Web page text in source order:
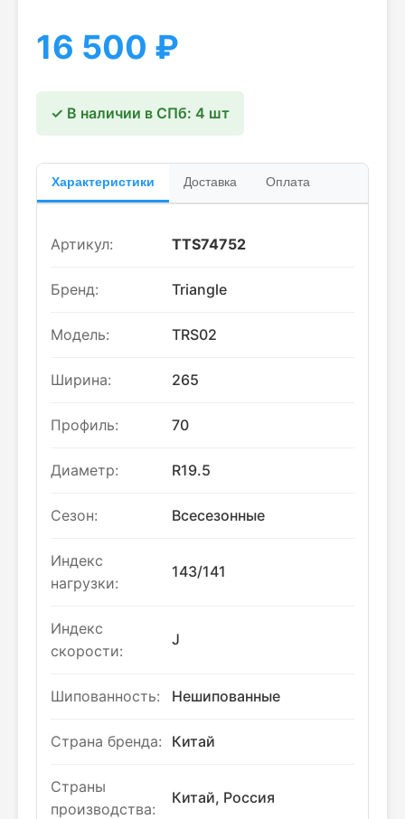
16 500 ₽
✓ В наличии в СПб: 4 шт
Характеристики Доставка Оплата
Артикул: TTS74752
Бренд: Triangle
Модель: TRS02
Ширина: 265
Профиль: 70
Диаметр: R19.5
Сезон: Всесезонные
Индекс
нагрузки:
143/141
Индекс
скорости:
J
Шипованность: Нешипованные
Страна бренда: Китай
Страны
производства:
Китай, Россия